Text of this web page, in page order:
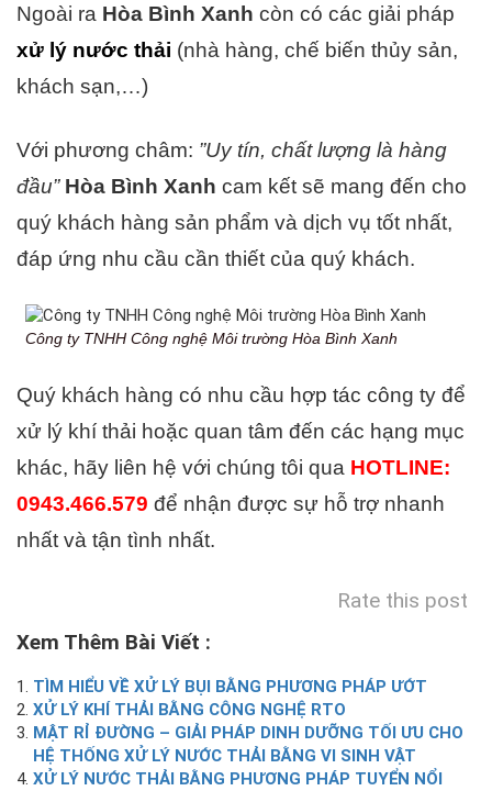
Ngoài ra Hòa Bình Xanh còn có các giải pháp
xử lý nước thải (nhà hàng, chế biến thủy sản,
khách sạn,…)
Với phương châm: ”Uy tín, chất lượng là hàng
đầu” Hòa Bình Xanh cam kết sẽ mang đến cho
quý khách hàng sản phẩm và dịch vụ tốt nhất,
đáp ứng nhu cầu cần thiết của quý khách.
Công ty TNHH Công nghệ Môi trường Hòa Bình Xanh
Quý khách hàng có nhu cầu hợp tác công ty để
xử lý khí thải hoặc quan tâm đến các hạng mục
khác, hãy liên hệ với chúng tôi qua HOTLINE:
0943.466.579 để nhận được sự hỗ trợ nhanh
nhất và tận tình nhất.
Rate this post
Xem Thêm Bài Viết :
TÌM HIỂU VỀ XỬ LÝ BỤI BẰNG PHƯƠNG PHÁP ƯỚT
XỬ LÝ KHÍ THẢI BẰNG CÔNG NGHỆ RTO
MẬT RỈ ĐƯỜNG – GIẢI PHÁP DINH DƯỠNG TỐI ƯU CHO
HỆ THỐNG XỬ LÝ NƯỚC THẢI BẰNG VI SINH VẬT
XỬ LÝ NƯỚC THẢI BẰNG PHƯƠNG PHÁP TUYỂN NỔI